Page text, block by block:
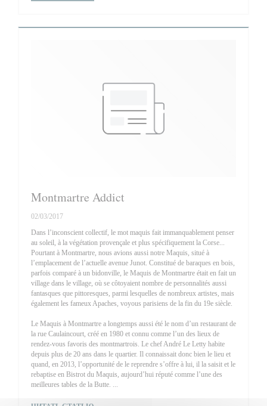
Montmartre Addict
02/03/2017
Dans l’inconscient collectif, le mot maquis fait immanquablement penser
au soleil, à la végétation provençale et plus spécifiquement la Corse...
Pourtant à Montmartre, nous avions aussi notre Maquis, situé à
l’emplacement de l’actuelle avenue Junot. Constitué de baraques en bois,
parfois comparé à un bidonville, le Maquis de Montmartre était en fait un
village dans le village, où se côtoyaient nombre de personnalités aussi
fantasques que pittoresques, parmi lesquelles de nombreux artistes, mais
également les fameux Apaches, voyous parisiens de la fin du 19e siècle.
Le Maquis à Montmartre a longtemps aussi été le nom d’un restaurant de
la rue Caulaincourt, créé en 1980 et connu comme l’un des lieux de
rendez-vous favoris des montmartrois. Le chef André Le Letty habite
depuis plus de 20 ans dans le quartier. Il connaissait donc bien le lieu et
quand, en 2013, l’opportunité de le reprendre s’offre à lui, il la saisit et le
rebaptise en Bistrot du Maquis, aujourd’hui réputé comme l’une des
meilleures tables de la Butte. ...